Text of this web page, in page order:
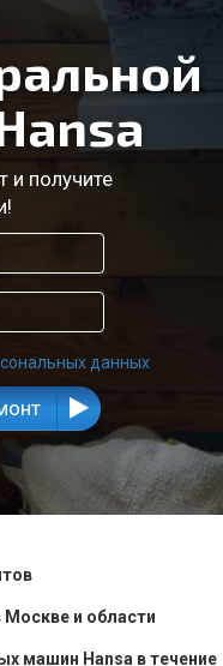
и получите
данных
Москве и области
машин Hansa в течение